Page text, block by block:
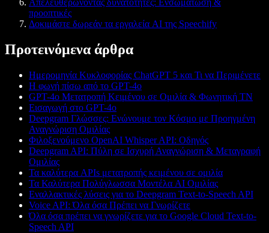
Απελευθερώνοντας δυνατότητες: Ενσωμάτωση &
προοπτικές
Δοκιμάστε δωρεάν τα εργαλεία AI της Speechify
Προτεινόμενα άρθρα
Ημερομηνία Κυκλοφορίας ChatGPT 5 και Τι να Περιμένετε
Η φωνή πίσω από το GPT-4o
GPT-4o Μετατροπή Κειμένου σε Ομιλία & Φωνητική ΤΝ
Εισαγωγή στο GPT-4o
Deepgram Γλώσσες: Ενώνουμε τον Κόσμο με Προηγμένη
Αναγνώριση Ομιλίας
Φιλοξενούμενο OpenAI Whisper API: Οδηγός
Deepgram API: Πύλη σε Ισχυρή Αναγνώριση & Μεταγραφή
Ομιλίας
Τα καλύτερα APIs μετατροπής κειμένου σε ομιλία
Τα Καλύτερα Πολύγλωσσα Μοντέλα AI Ομιλίας
Εναλλακτικές λύσεις για το Deepgram Text-to-Speech API
Voice API: Όλα όσα Πρέπει να Γνωρίζετε
Όλα όσα πρέπει να γνωρίζετε για το Google Cloud Text-to-
Speech API